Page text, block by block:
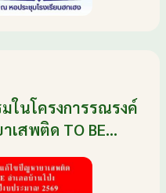
มในโครงการรณรงค์
สพติด TO BE
โป่ง ปีงบประมาณ
ำ ในวันที่ 8